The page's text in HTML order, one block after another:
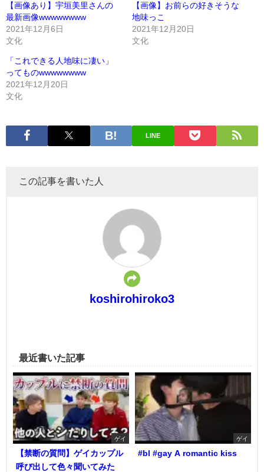
【画像あり】宇垣美里さんの
最新画像wwwwwwww
2021年12月6日
文化
【画像】お前らの好きそうな
地味っこ
2021年12月20日
文化
「これできる人地味に凄い」
ってものwwwwwwww
2021年12月20日
文化
LINE
この記事を書いた人
koshirohiroko3
最近書いた記事
ゲイ
【禁断の質問】ゲイカップル
呼び出して色々聞いてみた
ゲイ
#bl #gay A romantic kiss